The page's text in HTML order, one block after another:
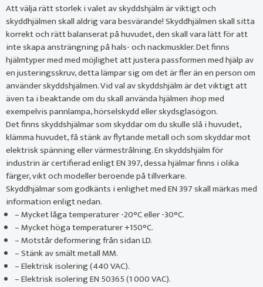
Att välja rätt storlek i valet av skyddshjälm är viktigt och
skyddhjälmen skall aldrig vara besvärande! Skyddhjälmen skall sitta
korrekt och rätt balanserat på huvudet, den skall vara lätt för att
inte skapa ansträngning på hals- och nackmuskler. Det finns
hjälmtyper med med möjlighet att justera passformen med hjälp av
en justeringsskruv, detta lämpar sig om det är fler än en person om
använder skyddshjälmen. Vid val av skyddshjälm är det viktigt att
även ta i beaktande om du skall använda hjälmen ihop med
exempelvis pannlampa, hörselskydd eller skydsglasögon.
Det finns skyddshjälmar som skyddar om du skulle slå i huvudet,
klämma huvudet, få stänk av flytande metall och som skyddar mot
elektrisk spänning eller värmestrålning. En skyddshjälm för
industrin är certifierad enligt EN 397, dessa hjälmar finns i olika
färger, vikt och modeller beroende på tillverkare.
Skyddhjälmar som godkänts i enlighet med EN 397 skall märkas med
information enligt nedan.
– Mycket låga temperaturer -20°C eller -30°C.
– Mycket höga temperaturer +150°C.
– Motstår deformering från sidan LD.
– Stänk av smält metall MM.
– Elektrisk isolering (440 VAC).
– Elektrisk isolering EN 50365 (1 000 VAC).